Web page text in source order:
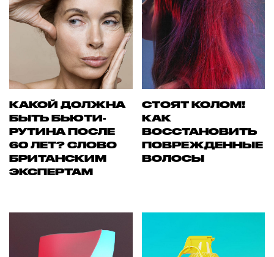
КАКОЙ ДОЛЖНА
БЫТЬ БЬЮТИ-
РУТИНА ПОСЛЕ
60 ЛЕТ? СЛОВО
БРИТАНСКИМ
ЭКСПЕРТАМ
СТОЯТ КОЛОМ!
КАК
ВОССТАНОВИТЬ
ПОВРЕЖДЕННЫЕ
ВОЛОСЫ